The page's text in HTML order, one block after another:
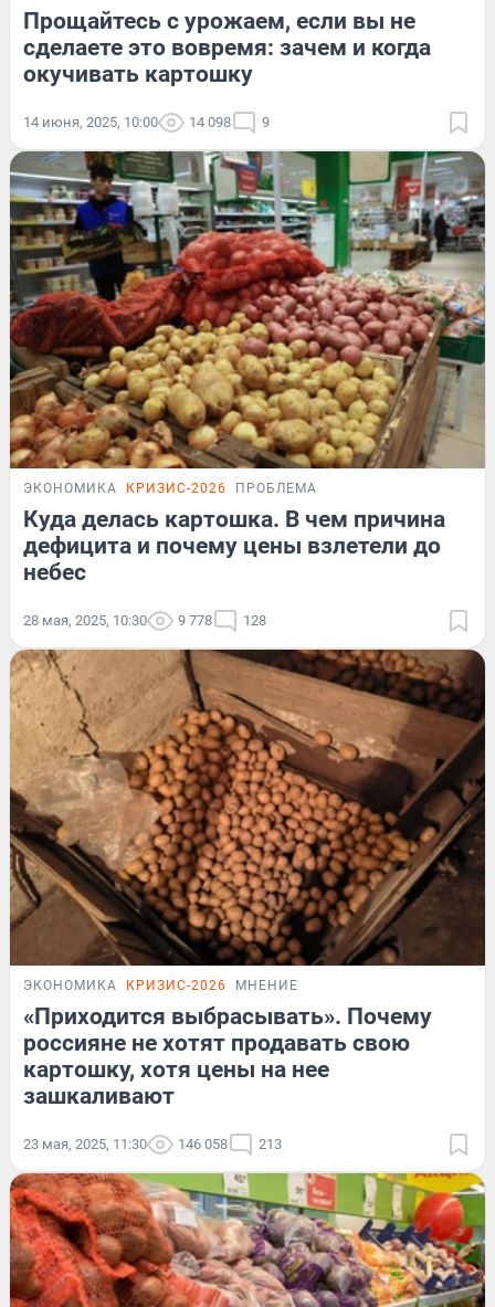
Прощайтесь с урожаем, если вы не
сделаете это вовремя: зачем и когда
окучивать картошку
14 июня, 2025, 10:00 14 098 9
ЭКОНОМИКА КРИЗИС-2026 ПРОБЛЕМА
Куда делась картошка. В чем причина
дефицита и почему цены взлетели до
небес
28 мая, 2025, 10:30 9 778 128
ЭКОНОМИКА КРИЗИС-2026 МНЕНИЕ
«Приходится выбрасывать». Почему
россияне не хотят продавать свою
картошку, хотя цены на нее
зашкаливают
23 мая, 2025, 11:30 146 058 213